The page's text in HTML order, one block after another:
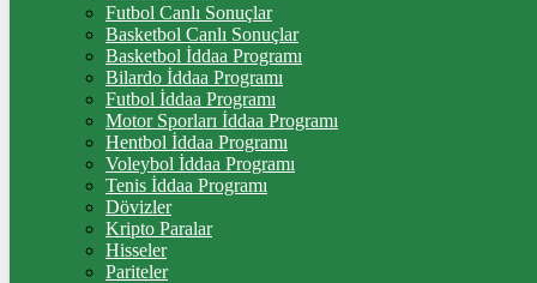
10.864,00%2,17
TAM ALTIN
43.272,00%2,17
%-0,49
Futbol Canlı Sonuçlar
Basketbol Canlı Sonuçlar
Basketbol İddaa Programı
Bilardo İddaa Programı
Futbol İddaa Programı
Motor Sporları İddaa Programı
Hentbol İddaa Programı
Voleybol İddaa Programı
Tenis İddaa Programı
Dövizler
Kripto Paralar
Hisseler
Pariteler